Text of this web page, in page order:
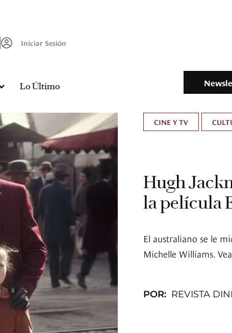
Iniciar Sesión
Lo Último
CINE Y TV
Hugh
la película
El australiano se le
Michelle Williams.
POR: REVISTA